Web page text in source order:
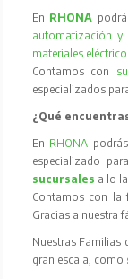
En RHONA
automatización y
materiales
Contamos con
especializados
¿Qué
En RHONA
especializado
sucursales a lo
Contamos con la
Gracias a nuestra
Nuestras Familias
gran escala, como